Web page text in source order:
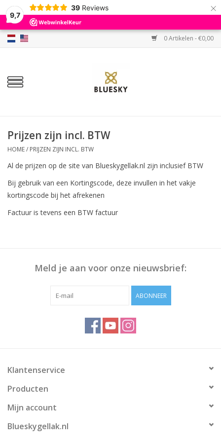
9,7
39 Reviews ×
0 Artikelen - €0,00
Home
Kleuren
Base & Top
Sets
Sale
Accessoires
Prijzen zijn incl. BTW
HOME/ PRIJZEN ZIJN INCL. BTW
Al de prijzen op de site van Blueskygellak.nl zijn inclusief BTW
Bij gebruik van een Kortingscode, deze invullen in het vakje
kortingscode bij het afrekenen
Factuur is tevens een BTW factuur
Meld je aan voor onze nieuwsbrief:
ABONNEER
Klantenservice
Producten
Mijn account
Blueskygellak.nl